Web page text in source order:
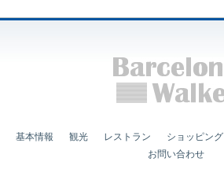
基本情報 観光 レストラン ショッピング
お問い合わせ